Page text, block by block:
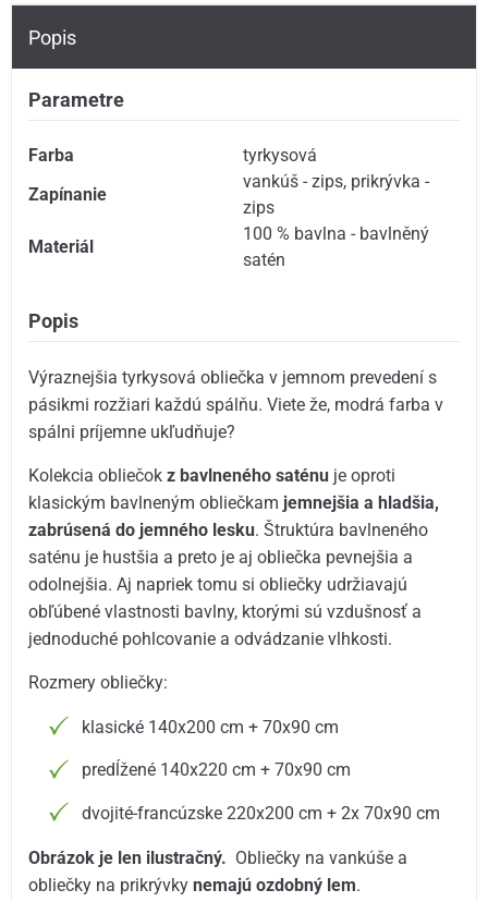
Popis
Parametre
Farba
tyrkysová
Zapínanie
vankúš - zips, prikrývka -
zips
Materiál
100 % bavlna - bavlněný
satén
Popis
Výraznejšia tyrkysová obliečka v jemnom prevedení s
pásikmi rozžiari každú spálňu. Viete že, modrá farba v
spálni príjemne ukľudňuje?
Kolekcia obliečok z bavlneného saténu je oproti
klasickým bavlneným obliečkam jemnejšia a hladšia,
zabrúsená do jemného lesku. Štruktúra bavlneného
saténu je hustšia a preto je aj obliečka pevnejšia a
odolnejšia. Aj napriek tomu si obliečky udržiavajú
obľúbené vlastnosti bavlny, ktorými sú vzdušnosť a
jednoduché pohlcovanie a odvádzanie vlhkosti.
Rozmery obliečky:
klasické 140x200 cm + 70x90 cm
predĺžené 140x220 cm + 70x90 cm
dvojité-francúzske 220x200 cm + 2x 70x90 cm
Obrázok je len ilustračný. Obliečky na vankúše a
obliečky na prikrývkynemajú ozdobný lem.